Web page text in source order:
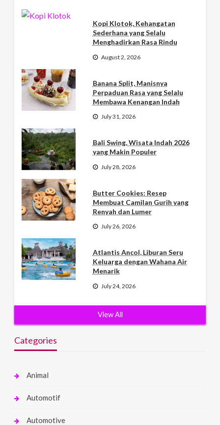
Kopi Klotok, Kehangatan
Sederhana yang Selalu
Menghadirkan Rasa Rindu
August 2, 2026
Banana Split, Manisnya
Perpaduan Rasa yang Selalu
Membawa Kenangan Indah
July 31, 2026
Bali Swing, Wisata Indah 2026
yang Makin Populer
July 28, 2026
Butter Cookies: Resep
Membuat Camilan Gurih yang
Renyah dan Lumer
July 26, 2026
Atlantis Ancol, Liburan Seru
Keluarga dengan Wahana Air
Menarik
July 24, 2026
View All
Categories
Animal
Automotif
Automotive